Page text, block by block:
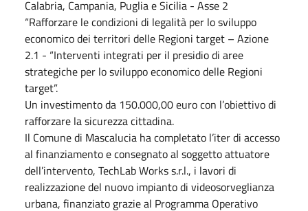
Calabria, Campania, Puglia e Sicilia - Asse 2
“Rafforzare le condizioni di legalità per lo sviluppo
economico dei territori delle Regioni target – Azione
2.1 - “Interventi integrati per il presidio di aree
strategiche per lo sviluppo economico delle Regioni
target”.
Un investimento da 150.000,00 euro con l’obiettivo di
rafforzare la sicurezza cittadina.
Il Comune di Mascalucia ha completato l’iter di accesso
al finanziamento e consegnato al soggetto attuatore
dell’intervento, TechLab Works s.r.l., i lavori di
realizzazione del nuovo impianto di videosorveglianza
urbana, finanziato grazie al Programma Operativo